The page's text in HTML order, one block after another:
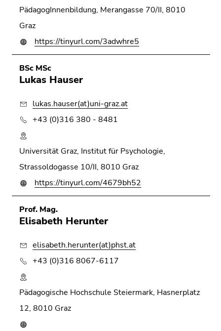
PädagogInnenbildung, Merangasse 70/II, 8010
Graz
https://tinyurl.com/3adwhre5
BSc MSc
Lukas Hauser
lukas.hauser(at)uni-graz.at
+43 (0)316 380 - 8481
Universität Graz, Institut für Psychologie,
Strassoldogasse 10/II, 8010 Graz
https://tinyurl.com/4679bh52
Prof. Mag.
Elisabeth Herunter
elisabeth.herunter(at)phst.at
+43 (0)316 8067-6117
Pädagogische Hochschule Steiermark, Hasnerplatz
12, 8010 Graz